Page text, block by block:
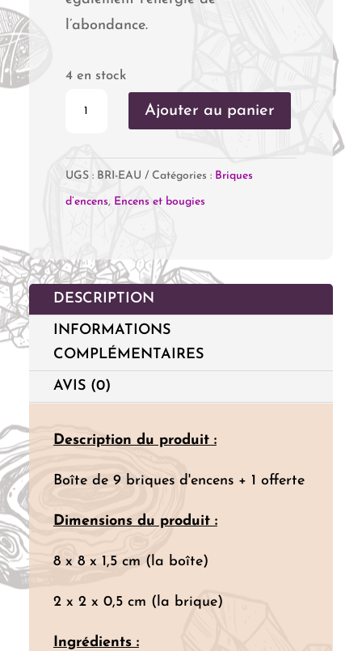
l’abondance.
4 en stock
Encens
"Eau
Ajouter au panier
UGS : BRI-EAU Catégories : Briques
d’encens, Encens et bougies
DESCRIPTION
INFORMATIONS
COMPLÉMENTAIRES
AVIS (0)
Description du produit :
Boîte de 9 briques d'encens + 1 offerte
Dimensions du produit :
8 x 8 x 1,5 cm (la boîte)
2 x 2 x 0,5 cm (la brique)
Ingrédients :